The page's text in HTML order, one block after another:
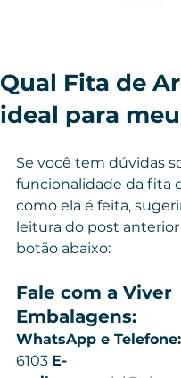
Qual Fita de
ideal para
Se você tem dúvidas
funcionalidade da fita
como ela é feita,
leitura do post
botão abaixo:
Fale com a Viver
Embalagens:
WhatsApp e Telefone:
6103 E-